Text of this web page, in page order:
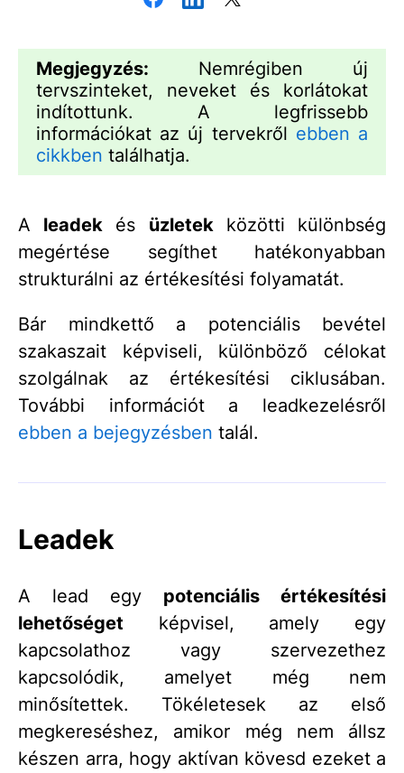
Megjegyzés: Nemrégiben új
tervszinteket, neveket és korlátokat
indítottunk. A legfrissebb
információkat az új tervekről ebben a
cikkben találhatja.
A leadek és üzletekközötti különbség
megértése segíthet hatékonyabban
strukturálni az értékesítési folyamatát.
Bár mindkettő a potenciális bevétel
szakaszait képviseli, különböző célokat
szolgálnak az értékesítési ciklusában.
További információt a leadkezelésről
ebben a bejegyzésben talál.
Leadek
A lead egy potenciális értékesítési
lehetőséget képvisel, amely egy
kapcsolathoz vagy szervezethez
kapcsolódik, amelyet még nem
minősítettek. Tökéletesek az első
megkereséshez, amikor még nem állsz
készen arra, hogy aktívan kövesd ezeket a